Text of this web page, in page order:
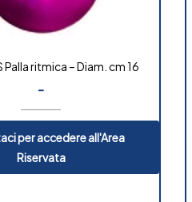
ritmica – Diam. cm 16
-
per accedere all'Area
Riservata